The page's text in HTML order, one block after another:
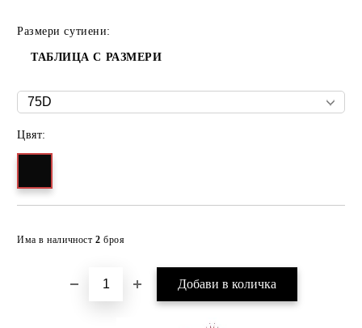
Размери сутиени:
ТАБЛИЦА С РАЗМЕРИ
Цвят:
Има в наличност 2 броя